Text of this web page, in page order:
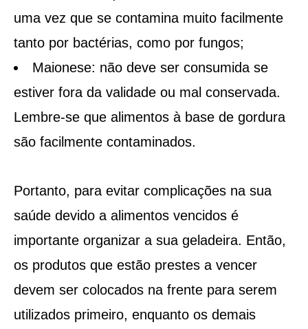
uma vez que se contamina muito facilmente
tanto por bactérias, como por fungos;
Maionese: não deve ser consumida se
estiver fora da validade ou mal conservada.
Lembre-se que alimentos à base de gordura
são facilmente contaminados.
Portanto, para evitar complicações na sua
saúde devido a alimentos vencidos é
importante organizar a sua geladeira. Então,
os produtos que estão prestes a vencer
devem ser colocados na frente para serem
utilizados primeiro, enquanto os demais